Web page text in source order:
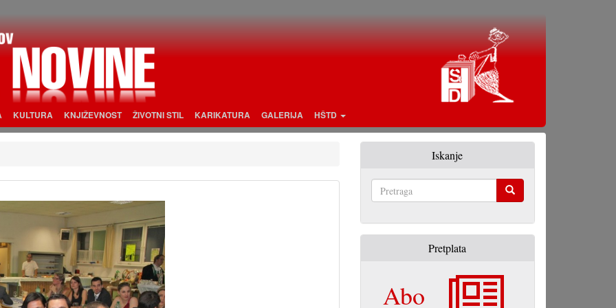
KULTURA KNJIŽEVNOST ŽIVOTNI STIL KARIKATURA GALERIJA HŠTD
Iskanje
Pretplata
Abo